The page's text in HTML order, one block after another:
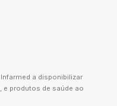
a disponibilizar
e produtos de saúde ao